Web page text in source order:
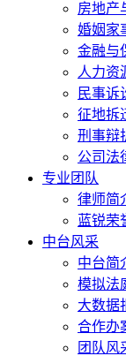
房地产
婚姻家
金融与
人力资
民事诉
征地拆
刑事辩
公司法
专业团队
律师简
蓝锐荣
中台风采
中台简
模拟法
大数据
合作办
团队风